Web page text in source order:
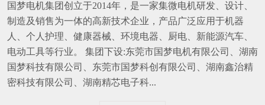
国梦电机集团创立于2014年，是一家集微电机研发、设计、
制造及销售为一体的高新技术企业，产品广泛应用于机器
人、个人护理、健康器械、环境电器、厨电、新能源汽车、
电动工具等行业。 集团下设:东莞市国梦电机有限公司、湖南
国梦科技有限公司、东莞市国梦科创有限公司、湖南鑫治精
密科技有限公司、湖南精芯电子科...